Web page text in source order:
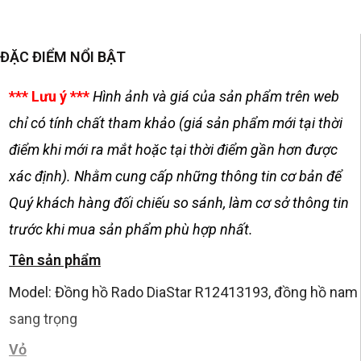
ĐẶC ĐIỂM NỔI BẬT
*** Lưu ý ***Hình ảnh và giá của sản phẩm trên web
chỉ có tính chất tham khảo (giá sản phẩm mới tại thời
điểm khi mới ra mắt hoặc tại thời điểm gần hơn được
xác định). Nhằm cung cấp những thông tin cơ bản để
Quý khách hàng đối chiếu so sánh, làm cơ sở thông tin
trước khi mua sản phẩm phù hợp nhất.
Tên sản phẩm
Model: Đồng hồ Rado DiaStar R12413193, đồng hồ nam
sang trọng
Vỏ